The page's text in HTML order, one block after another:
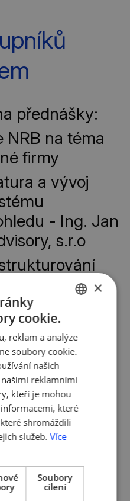
přednášky:
NRB na téma
firmy
a vývoj
- Ing. Jan
s.r.o
a Mgr.
SCHEJBAL &
- advokátní
firmy - Silvie
Kovařík,
s.r.o.
ENGLISH
×
cookie.
reklam a analýze
soubory cookie.
našich
reklamními
kteří je mohou
které
shromáždili
služeb. Více
Soubory
cílení